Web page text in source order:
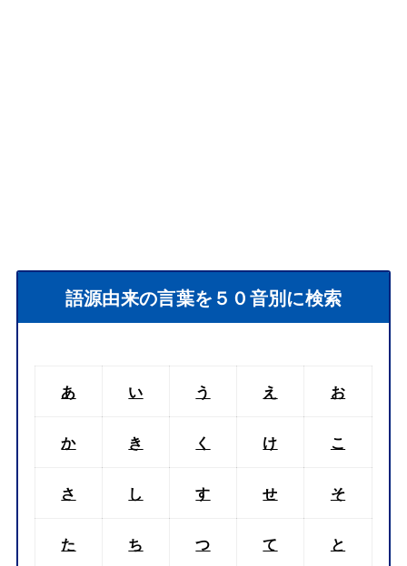
語源由来の言葉を５０音別に検索
あ い う え お
か き く け こ
さ し す せ そ
た ち つ て と